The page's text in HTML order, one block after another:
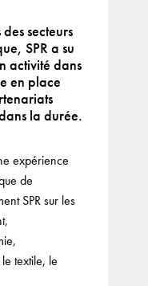
secteurs
SPR a su
activité dans
en place
la durée.
expérience
de
SPR sur les
textile, le